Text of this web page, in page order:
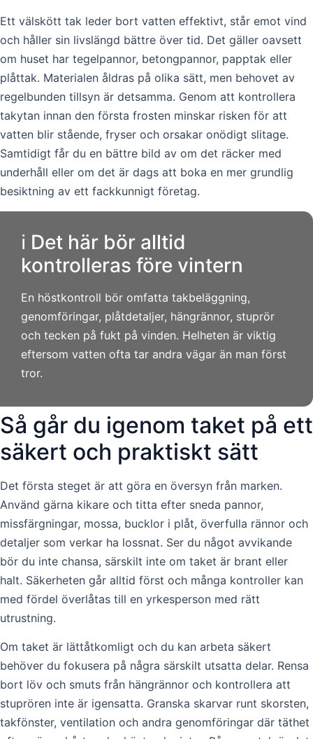
Ett välskött tak leder bort vatten effektivt, står emot vind
och håller sin livslängd bättre över tid. Det gäller oavsett
om huset har tegelpannor, betongpannor, papptak eller
plåttak. Materialen åldras på olika sätt, men behovet av
regelbunden tillsyn är detsamma. Genom att kontrollera
takytan innan den första frosten minskar risken för att
vatten blir stående, fryser och orsakar onödigt slitage.
Samtidigt får du en bättre bild av om det räcker med
underhåll eller om det är dags att boka en mer grundlig
besiktning av ett fackkunnigt företag.
ℹ️ Det här bör alltid
kontrolleras före vintern
En höstkontroll bör omfatta takbeläggning,
genomföringar, plåtdetaljer, hängrännor, stuprör
och tecken på fukt på vinden. Helheten är viktig
eftersom vatten ofta tar andra vägar än man först
tror.
Så går du igenom taket på ett
säkert och praktiskt sätt
Det första steget är att göra en översyn från marken.
Använd gärna kikare och titta efter sneda pannor,
missfärgningar, mossa, bucklor i plåt, överfulla rännor och
detaljer som verkar ha lossnat. Ser du något avvikande
bör du inte chansa, särskilt inte om taket är brant eller
halt. Säkerheten går alltid först och många kontroller kan
med fördel överlåtas till en yrkesperson med rätt
utrustning.
Om taket är lättåtkomligt och du kan arbeta säkert
behöver du fokusera på några särskilt utsatta delar. Rensa
bort löv och smuts från hängrännor och kontrollera att
stuprören inte är igensatta. Granska skarvar runt skorsten,
takfönster, ventilation och andra genomföringar där täthet